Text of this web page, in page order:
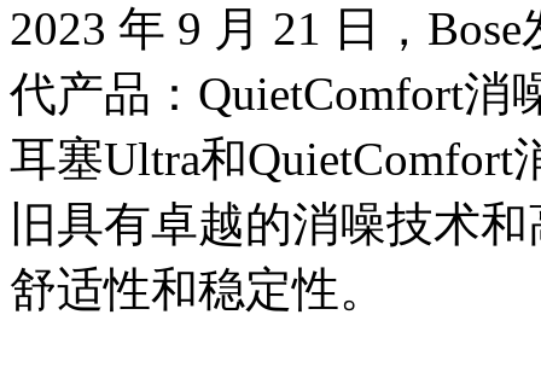
2023 年 9 月 21 日，
代产品：QuietComfort消
耳塞Ultra和QuietComfort
旧具有卓越的消噪技术
舒适性和稳定性。